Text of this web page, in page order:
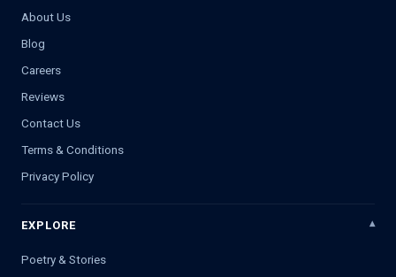
About Us
Blog
Careers
Reviews
Contact Us
Terms & Conditions
Privacy Policy
EXPLORE
Poetry & Stories